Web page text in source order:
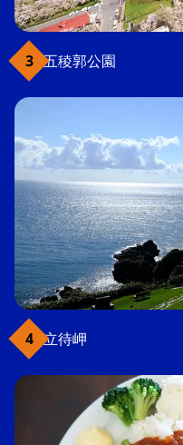
五稜郭公園
立待岬